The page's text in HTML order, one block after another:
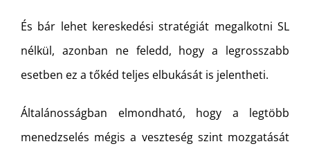
És bár lehet kereskedési stratégiát megalkotni SL
nélkül, azonban ne feledd, hogy a legrosszabb
esetben ez a tőkéd teljes elbukását is jelentheti.
Általánosságban elmondható, hogy a legtöbb
menedzselés mégis a veszteség szint mozgatását